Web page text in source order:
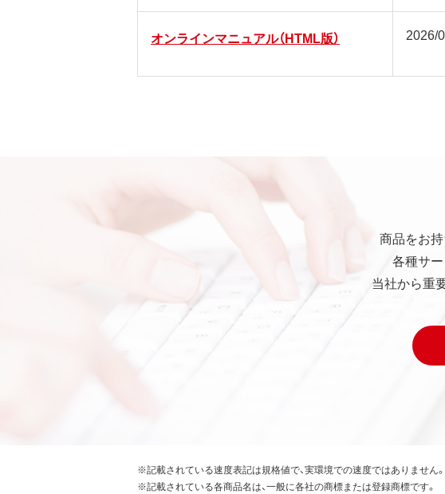
オンラインマニュアル（HTML版） 2026/
商品をお
各種サ
当社から重
※記載されている速度表記は規格値で、実環境での速度ではありません。
※記載されている各商品名は、一般に各社の商標または登録商標です。